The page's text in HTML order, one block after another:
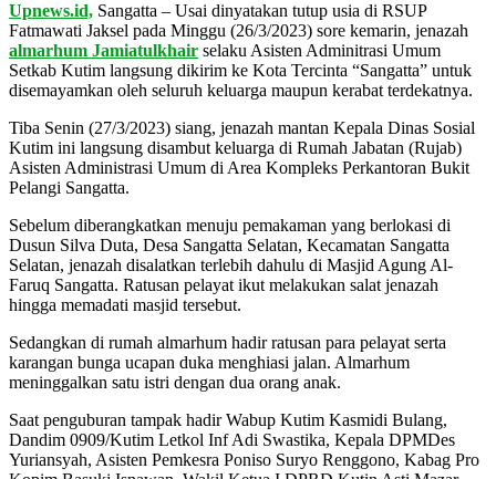
Upnews.id, Sangatta – Usai dinyatakan tutup usia di RSUP
Fatmawati Jaksel pada Minggu (26/3/2023) sore kemarin, jenazah
almarhum Jamiatulkhair selaku Asisten Adminitrasi Umum
Setkab Kutim langsung dikirim ke Kota Tercinta “Sangatta” untuk
disemayamkan oleh seluruh keluarga maupun kerabat terdekatnya.
Tiba Senin (27/3/2023) siang, jenazah mantan Kepala Dinas Sosial
Kutim ini langsung disambut keluarga di Rumah Jabatan (Rujab)
Asisten Administrasi Umum di Area Kompleks Perkantoran Bukit
Pelangi Sangatta.
Sebelum diberangkatkan menuju pemakaman yang berlokasi di
Dusun Silva Duta, Desa Sangatta Selatan, Kecamatan Sangatta
Selatan, jenazah disalatkan terlebih dahulu di Masjid Agung Al-
Faruq Sangatta. Ratusan pelayat ikut melakukan salat jenazah
hingga memadati masjid tersebut.
Sedangkan di rumah almarhum hadir ratusan para pelayat serta
karangan bunga ucapan duka menghiasi jalan. Almarhum
meninggalkan satu istri dengan dua orang anak.
Saat penguburan tampak hadir Wabup Kutim Kasmidi Bulang,
Dandim 0909/Kutim Letkol Inf Adi Swastika, Kepala DPMDes
Yuriansyah, Asisten Pemkesra Poniso Suryo Renggono, Kabag Pro